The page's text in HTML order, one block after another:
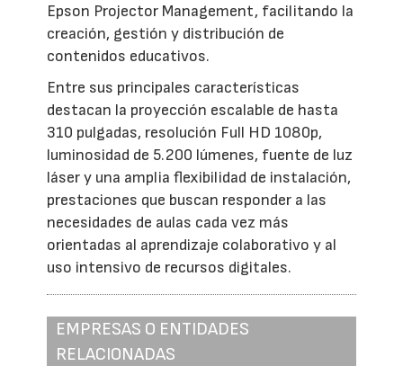
Epson Projector Management, facilitando la
creación, gestión y distribución de
contenidos educativos.
Entre sus principales características
destacan la proyección escalable de hasta
310 pulgadas, resolución Full HD 1080p,
luminosidad de 5.200 lúmenes, fuente de luz
láser y una amplia flexibilidad de instalación,
prestaciones que buscan responder a las
necesidades de aulas cada vez más
orientadas al aprendizaje colaborativo y al
uso intensivo de recursos digitales.
EMPRESAS O ENTIDADES
RELACIONADAS